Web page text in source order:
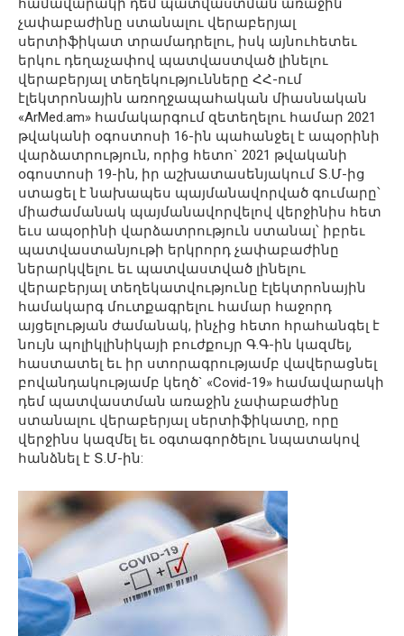
համավարակի դեմ պատվաստման առաջին
չափաբաժինը ստանալու վերաբերյալ
սերտիֆիկատ տրամադրելու, իսկ այնուհետեւ
երկու դեղաչափով պատվաստված լինելու
վերաբերյալ տեղեկությունները ՀՀ-ում
էլեկտրոնային առողջապահական միասնական
«ArMed.am» համակարգում զետեղելու համար 2021
թվականի օգոստոսի 16-ին պահանջել է ապօրինի
վարձատրություն, որից հետո` 2021 թվականի
օգոստոսի 19-ին, իր աշխատասենյակում Տ.Մ-ից
ստացել է նախապես պայմանավորված գումարը՝
միաժամանակ պայմանավորվելով վերջինիս հետ
եւս ապօրինի վարձատրություն ստանալ՝ իբրեւ
պատվաստանյութի երկրորդ չափաբաժինը
ներարկվելու եւ պատվաստված լինելու
վերաբերյալ տեղեկատվությունը էլեկտրոնային
համակարգ մուտքագրելու համար հաջորդ
այցելության ժամանակ, ինչից հետո հրահանգել է
նույն պոլիկլինիկայի բուժքույր Գ.Գ-ին կազմել,
հաստատել եւ իր ստորագրությամբ վավերացնել
բովանդակությամբ կեղծ` «Covid-19» համավարակի
դեմ պատվաստման առաջին չափաբաժինը
ստանալու վերաբերյալ սերտիֆիկատը, որը
վերջինս կազմել եւ օգտագործելու նպատակով
հանձնել է Տ.Մ-ին: